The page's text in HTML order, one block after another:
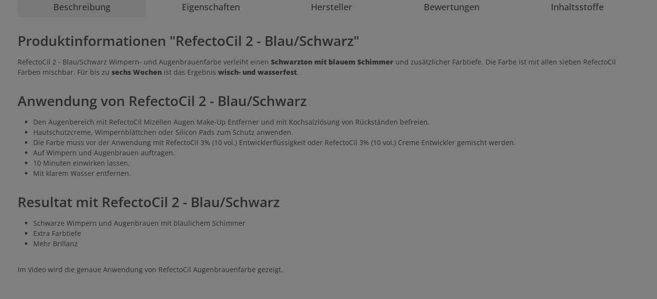
Beschreibung Eigenschaften Hersteller Bewertungen Inhaltsstoffe
Produktinformationen "RefectoCil 2 - Blau/Schwarz"
RefectoCil 2 - Blau/Schwarz Wimpern- und Augenbrauenfarbe verleiht einen Schwarzton mit blauem Schimmer und zusätzlicher Farbtiefe. Die Farbe ist mit allen sieben RefectoCil
Farben mischbar. Für bis zu sechs Wochen ist das Ergebnis wisch- und wasserfest.
Anwendung von RefectoCil 2 - Blau/Schwarz
Den Augenbereich mit RefectoCil Mizellen Augen Make-Up Entferner und mit Kochsalzlösung von Rückständen befreien.
Hautschutzcreme, Wimpernblättchen oder Silicon Pads zum Schutz anwenden.
Die Farbe muss vor der Anwendung mit RefectoCil 3% (10 vol.) Entwicklerflüssigkeit oder RefectoCil 3% (10 vol.) Creme Entwickler gemischt werden.
Auf Wimpern und Augenbrauen auftragen.
10 Minuten einwirken lassen.
Mit klarem Wasser entfernen.
Resultat mit RefectoCil 2 - Blau/Schwarz
Schwarze Wimpern und Augenbrauen mit bläulichem Schimmer
Extra Farbtiefe
Mehr Brillanz
Im Video wird die genaue Anwendung von RefectoCil Augenbrauenfarbe gezeigt.